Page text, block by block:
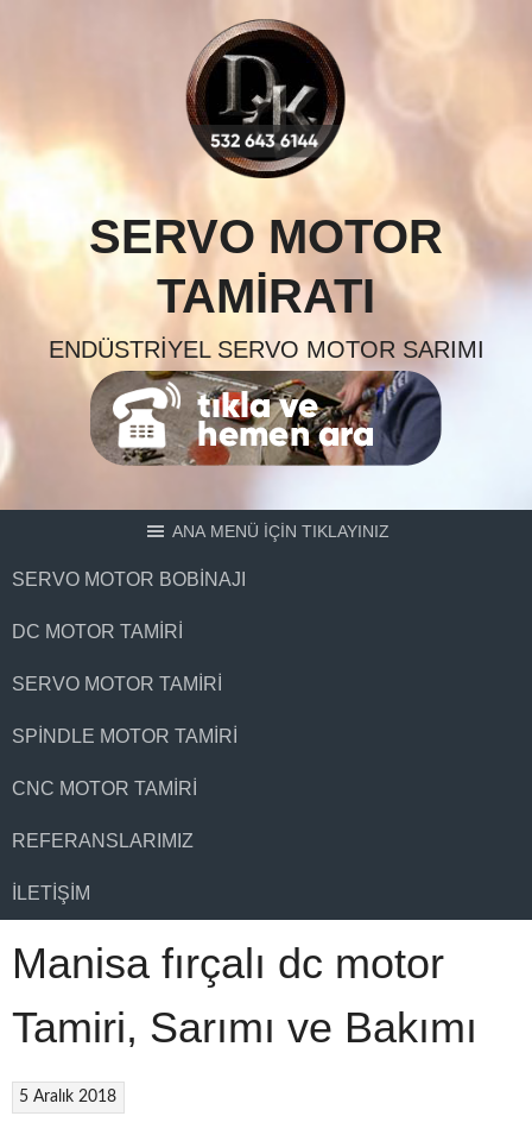
SERVO MOTOR
TAMIRATI
ENDÜSTRIYEL SERVO MOTOR SARIMI
ANA MENÜ İÇİN TIKLAYINIZ
SERVO MOTOR BOBINAJI
DC MOTOR TAMIRI
SERVO MOTOR TAMIRI
SPINDLE MOTOR TAMIRI
CNC MOTOR TAMIRI
REFERANSLARIMIZ
İLETIŞIM
Manisa fırçalı dc motor
Tamiri, Sarımı ve Bakımı
5 Aralık 2018